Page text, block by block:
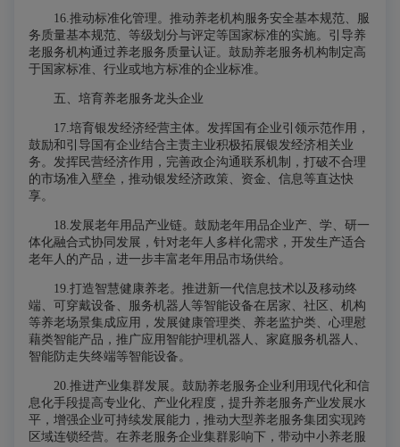
16.推动标准化管理。 推动养老机构服务安全基本规范、服
务质量基本规范、等级划分与评定等国家标准的实施。引导养
老服务机构通过养老服务质量认证。鼓励养老服务机构制定高
于国家标准、行业或地方标准的企业标准。
五、培育养老服务龙头企业
17.培育银发经济经营主体。 发挥国有企业引领示范作用，
鼓励和引导国有企业结合主责主业积极拓展银发经济相关业
务。发挥民营经济作用，完善政企沟通联系机制，打破不合理
的市场准入壁垒，推动银发经济政策、资金、信息等直达快
享。
18.发展老年用品产业链。 鼓励老年用品企业产、学、研一
体化融合式协同发展，针对老年人多样化需求，开发生产适合
老年人的产品，进一步丰富老年用品市场供给。
19.打造智慧健康养老。 推进新一代信息技术以及移动终
端、可穿戴设备、服务机器人等智能设备在居家、社区、机构
等养老场景集成应用，发展健康管理类、养老监护类、心理慰
藉类智能产品，推广应用智能护理机器人、家庭服务机器人、
智能防走失终端等智能设备。
20.推进产业集群发展。 鼓励养老服务企业利用现代化和信
息化手段提高专业化、产业化程度，提升养老服务产业发展水
平，增强企业可持续发展能力，推动大型养老服务集团实现跨
区域连锁经营。在养老服务企业集群影响下，带动中小养老服